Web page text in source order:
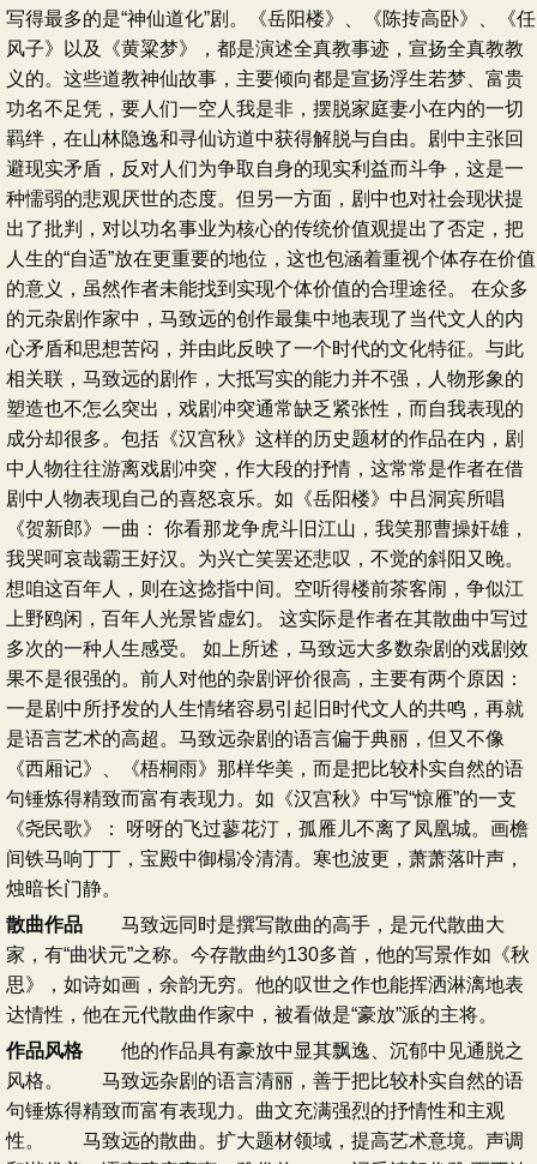
写得最多的是“神仙道化”剧。《岳阳楼》、《陈抟高卧》、《任
风子》以及《黄粱梦》，都是演述全真教事迹，宣扬全真教教
义的。这些道教神仙故事，主要倾向都是宣扬浮生若梦、富贵
功名不足凭，要人们一空人我是非，摆脱家庭妻小在内的一切
羁绊，在山林隐逸和寻仙访道中获得解脱与自由。剧中主张回
避现实矛盾，反对人们为争取自身的现实利益而斗争，这是一
种懦弱的悲观厌世的态度。但另一方面，剧中也对社会现状提
出了批判，对以功名事业为核心的传统价值观提出了否定，把
人生的“自适”放在更重要的地位，这也包涵着重视个体存在价值
的意义，虽然作者未能找到实现个体价值的合理途径。 在众多
的元杂剧作家中，马致远的创作最集中地表现了当代文人的内
心矛盾和思想苦闷，并由此反映了一个时代的文化特征。与此
相关联，马致远的剧作，大抵写实的能力并不强，人物形象的
塑造也不怎么突出，戏剧冲突通常缺乏紧张性，而自我表现的
成分却很多。包括《汉宫秋》这样的历史题材的作品在内，剧
中人物往往游离戏剧冲突，作大段的抒情，这常常是作者在借
剧中人物表现自己的喜怒哀乐。如《岳阳楼》中吕洞宾所唱
《贺新郎》一曲： 你看那龙争虎斗旧江山，我笑那曹操奸雄，
我哭呵哀哉霸王好汉。为兴亡笑罢还悲叹，不觉的斜阳又晚。
想咱这百年人，则在这捻指中间。空听得楼前茶客闹，争似江
上野鸥闲，百年人光景皆虚幻。 这实际是作者在其散曲中写过
多次的一种人生感受。 如上所述，马致远大多数杂剧的戏剧效
果不是很强的。前人对他的杂剧评价很高，主要有两个原因：
一是剧中所抒发的人生情绪容易引起旧时代文人的共鸣，再就
是语言艺术的高超。马致远杂剧的语言偏于典丽，但又不像
《西厢记》、《梧桐雨》那样华美，而是把比较朴实自然的语
句锤炼得精致而富有表现力。如《汉宫秋》中写“惊雁”的一支
《尧民歌》： 呀呀的飞过蓼花汀，孤雁儿不离了凤凰城。画檐
间铁马响丁丁，宝殿中御榻冷清清。寒也波更，萧萧落叶声，
烛暗长门静。
散曲作品 马致远同时是撰写散曲的高手，是元代散曲大
家，有“曲状元”之称。今存散曲约130多首，他的写景作如《秋
思》，如诗如画，余韵无穷。他的叹世之作也能挥洒淋漓地表
达情性，他在元代散曲作家中，被看做是“豪放”派的主将。
作品风格他的作品具有豪放中显其飘逸、沉郁中见通脱之
风格。 马致远杂剧的语言清丽，善于把比较朴实自然的语
句锤炼得精致而富有表现力。曲文充满强烈的抒情性和主观
性。 马致远的散曲。扩大题材领域，提高艺术意境。声调